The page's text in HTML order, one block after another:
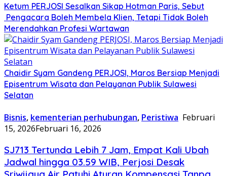
Ketum PERJOSI Sesalkan Sikap Hotman Paris, Sebut
Pengacara Boleh Membela Klien, Tetapi Tidak Boleh
Merendahkan Profesi Wartawan
Chaidir Syam Gandeng PERJOSI, Maros Bersiap Menjadi
Episentrum Wisata dan Pelayanan Publik Sulawesi
Selatan
Bisnis, kementerian perhubungan, Peristiwa Februari
15, 2026Februari 16, 2026
SJ713 Tertunda Lebih 7 Jam, Empat Kali Ubah
Jadwal hingga 03.59 WIB, Perjosi Desak